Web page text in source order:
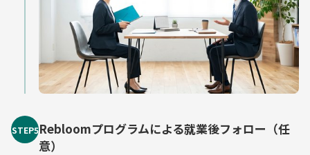
STEP5Rebloomプログラムによる就業後フォロー（任
意）